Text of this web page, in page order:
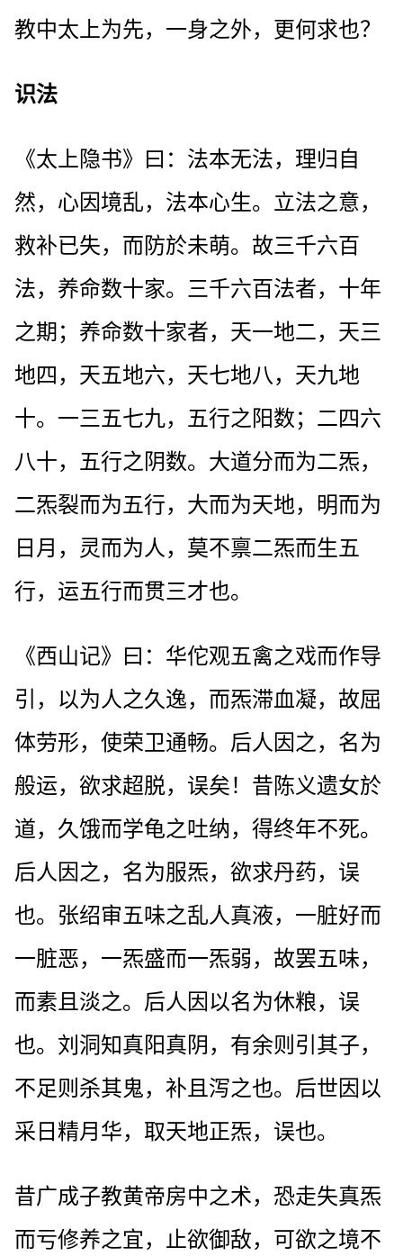
教中太上为先，一身之外，更何求也？
识法
《太上隐书》曰：法本无法，理归自
然，心因境乱，法本心生。立法之意，
救补已失，而防於未萌。故三千六百
法，养命数十家。三千六百法者，十年
之期；养命数十家者，天一地二，天三
地四，天五地六，天七地八，天九地
十。一三五七九，五行之阳数；二四六
八十，五行之阴数。大道分而为二炁，
二炁裂而为五行，大而为天地，明而为
日月，灵而为人，莫不禀二炁而生五
行，运五行而贯三才也。
《西山记》曰：华佗观五禽之戏而作导
引，以为人之久逸，而炁滞血凝，故屈
体劳形，使荣卫通畅。后人因之，名为
般运，欲求超脱，误矣！昔陈义遗女於
道，久饿而学龟之吐纳，得终年不死。
后人因之，名为服炁，欲求丹药，误
也。张绍审五味之乱人真液，一脏好而
一脏恶，一炁盛而一炁弱，故罢五味，
而素且淡之。后人因以名为休粮，误
也。刘洞知真阳真阴，有余则引其子，
不足则杀其鬼，补且泻之也。后世因以
采日精月华，取天地正炁，误也。
昔广成子教黄帝房中之术，恐走失真炁
而亏修养之宜，止欲御敌，可欲之境不